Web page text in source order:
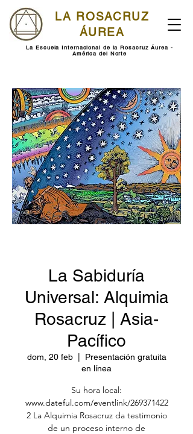
LA ROSACRUZ
ÁUREA
La Escuela Internacional de la Rosacruz Áurea -
América del Norte
La Sabiduría
Universal: Alquimia
Rosacruz | Asia-
Pacífico
dom, 20 feb
  |
Presentación gratuita
en línea
Su hora local:
www.dateful.com/eventlink/269371422
2 La Alquimia Rosacruz da testimonio
de un proceso interno de